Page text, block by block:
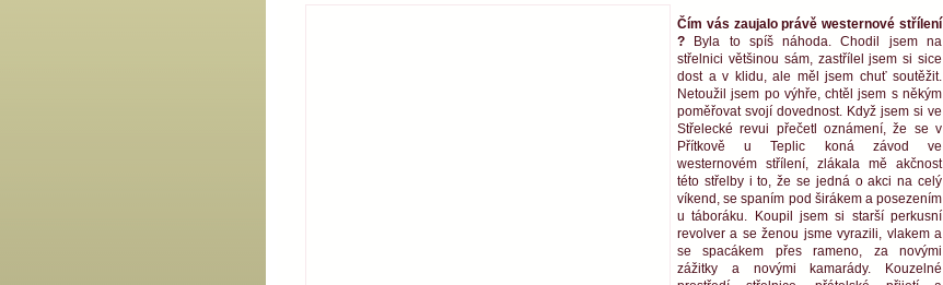
Čím vás zaujalo právě westernové střílení
? Byla to spíš náhoda. Chodil jsem na
střelnici většinou sám, zastřílel jsem si sice
dost a v klidu, ale měl jsem chuť soutěžit.
Netoužil jsem po výhře, chtěl jsem s někým
poměřovat svojí dovednost. Když jsem si ve
Střelecké revui přečetl oznámení, že se v
Přítkově u Teplic koná závod ve
westernovém střílení, zlákala mě akčnost
této střelby i to, že se jedná o akci na celý
víkend, se spaním pod širákem a posezením
u táboráku. Koupil jsem si starší perkusní
revolver a se ženou jsme vyrazili, vlakem a
se spacákem přes rameno, za novými
zážitky a novými kamarády. Kouzelné